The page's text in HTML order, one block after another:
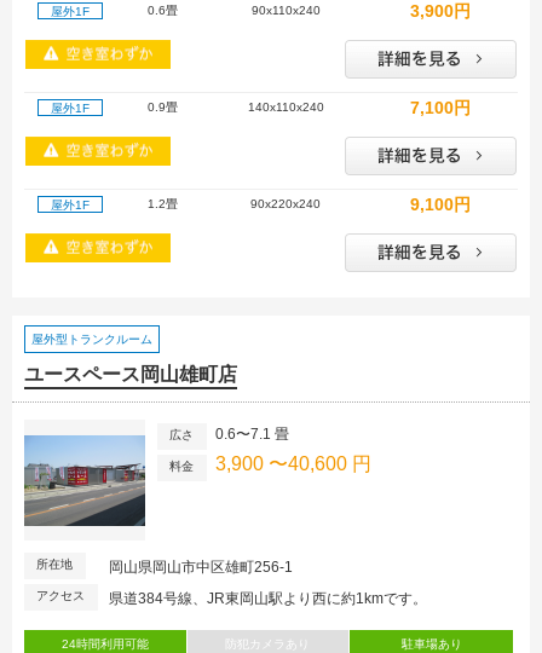
屋外1F 0.6畳 90x110x240 3,900円
屋外1F 0.9畳 140x110x240 7,100円
屋外1F 1.2畳 90x220x240 9,100円
屋外型トランクルーム
ユースペース岡山雄町店
広さ 0.6〜7.1 畳
料金 3,900 〜40,600 円
所在地 岡山県岡山市中区雄町256-1
アクセス 県道384号線、JR東岡山駅より西に約1kmです。
24時間利用可能 防犯カメラあり 駐車場あり